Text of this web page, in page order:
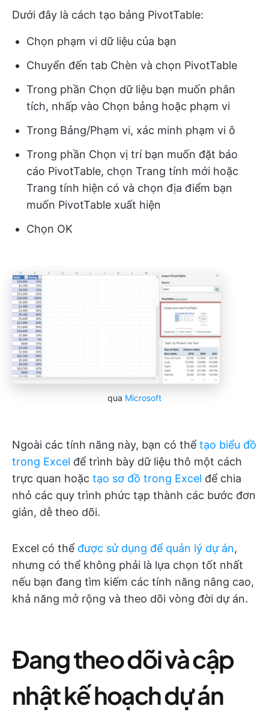
Dưới đây là cách tạo bảng PivotTable:
Chọn phạm vi dữ liệu của bạn
Chuyển đến tab Chèn và chọn PivotTable
Trong phần Chọn dữ liệu bạn muốn phân
tích, nhấp vào Chọn bảng hoặc phạm vi
Trong Bảng/Phạm vi, xác minh phạm vi ô
Trong phần Chọn vị trí bạn muốn đặt báo
cáo PivotTable, chọn Trang tính mới hoặc
Trang tính hiện có và chọn địa điểm bạn
muốn PivotTable xuất hiện
Chọn OK
qua Microsoft
Ngoài các tính năng này, bạn có thể tạo biểu đồ
trong Excel để trình bày dữ liệu thô một cách
trực quan hoặc tạo sơ đồ trong Excel để chia
nhỏ các quy trình phức tạp thành các bước đơn
giản, dễ theo dõi.
Excel có thể được sử dụng để quản lý dự án,
nhưng có thể không phải là lựa chọn tốt nhất
nếu bạn đang tìm kiếm các tính năng nâng cao,
khả năng mở rộng và theo dõi vòng đời dự án.
Đang theo dõi và cập
nhật kế hoạch dự án